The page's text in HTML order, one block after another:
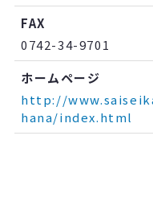
FAX
0742-34-9701
ホームページ
http://
hana/index.html